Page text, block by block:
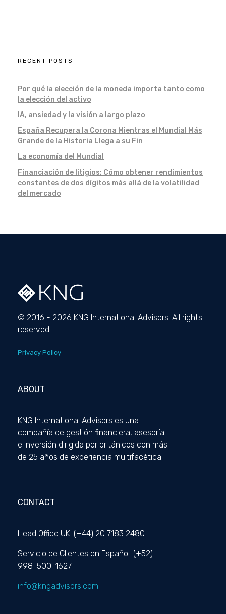
RECENT POSTS
Por qué la elección de la moneda importa tanto como
la elección del activo
IA, ansiedad y la visión a largo plazo
España Recupera la Corona Mientras el Mundial Más
Grande de la Historia Llega a su Fin
La economía del Mundial
Financiación de litigios: Cómo obtener rendimientos
constantes de dos dígitos más allá de la volatilidad
del mercado
© 2016 - 2026 KNG International Advisors. All rights
reserved.
Privacy Policy
ABOUT
KNG International Advisors es una
compañía de gestión financiera, asesoría
e inversión dirigida por británicos con más
de 25 años de experiencia multifacética.
CONTACT
Head Office UK: (+44) 20 7183 2480
Servicio de Clientes en Español: (+52)
998-500-1627
info@kngadvisors.com